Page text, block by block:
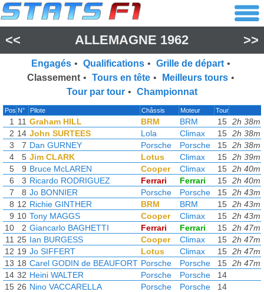
<< ALLEMAGNE 1962 >>
Engagés • Qualifications • Grille de départ •
Classement • Tours en tête • Meilleurs tours •
Tour par tour • Championnat
Pos N° Pilote Châssis Moteur Tour
1 11 Graham HILL BRM BRM 15 2h 38m
2 14 John SURTEES Lola Climax 15 2h 38m
3
7 Dan GURNEY Porsche Porsche 15 2h 38m
4
5 Jim CLARK Lotus Climax 15 2h 39m
5
9 Bruce McLAREN Cooper Climax 15 2h 40m
6
3 Ricardo RODRIGUEZ Ferrari Ferrari 15 2h 40m
7
8 Jo BONNIER Porsche Porsche 15 2h 43m
8 12 Richie GINTHER BRM BRM 15 2h 43m
9 10 Tony MAGGS Cooper Climax 15 2h 43m
10
2 Giancarlo BAGHETTI Ferrari Ferrari 15 2h 47m
11 25 Ian BURGESS Cooper Climax 15 2h 47m
12 19 Jo SIFFERT Lotus Climax 15 2h 47m
13 18 Carel GODIN de BEAUFORT Porsche Porsche 15 2h 47m
14 32 Heini WALTER Porsche Porsche
14
15 26 Nino VACCARELLA Porsche Porsche
14